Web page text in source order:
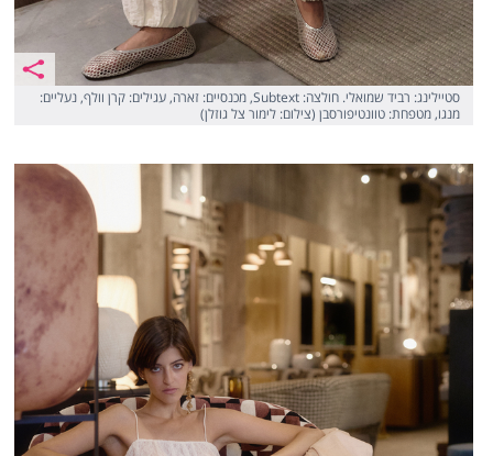
סטיילינג: רביד שמואלי. חולצה: Subtext, מכנסיים: זארה, עגילים: קרן וולף, נעליים:
מנגו, מטפחת: טוונטיפורסבן (צילום: לימור צל גוזלן)